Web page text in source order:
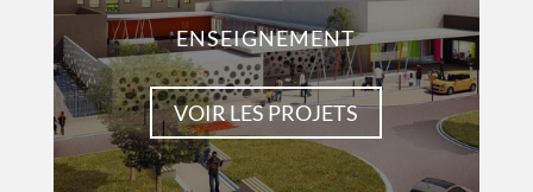
ENSEIGNEMENT
VOIR LES PROJETS